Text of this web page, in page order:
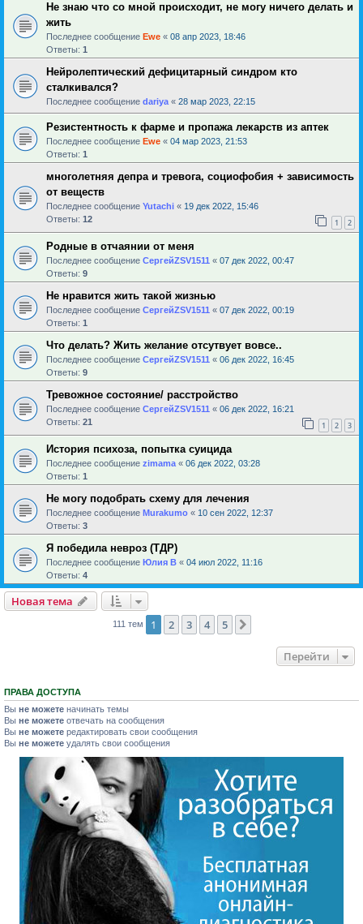
Не знаю что со мной происходит, не могу ничего делать и
жить
Последнее сообщение Ewe « 08 апр 2023, 18:46
Ответы: 1
Нейролептический дефицитарный синдром кто
сталкивался?
Последнее сообщение dariya « 28 мар 2023, 22:15
Резистентность к фарме и пропажа лекарств из аптек
Последнее сообщение Ewe « 04 мар 2023, 21:53
Ответы: 1
многолетняя депра и тревога, социофобия + зависимость
от веществ
Последнее сообщение Yutachi « 19 дек 2022, 15:46
Ответы: 12 1 2
Родные в отчаянии от меня
Последнее сообщение СергейZSV1511 « 07 дек 2022, 00:47
Ответы: 9
Не нравится жить такой жизнью
Последнее сообщение СергейZSV1511 « 07 дек 2022, 00:19
Ответы: 1
Что делать? Жить желание отсутвует вовсе..
Последнее сообщение СергейZSV1511 « 06 дек 2022, 16:45
Ответы: 9
Тревожное состояние/ расстройство
Последнее сообщение СергейZSV1511 « 06 дек 2022, 16:21
Ответы: 21 1 2 3
История психоза, попытка суицида
Последнее сообщение zimama « 06 дек 2022, 03:28
Ответы: 1
Не могу подобрать схему для лечения
Последнее сообщение Murakumo « 10 сен 2022, 12:37
Ответы: 3
Я победила невроз (ТДР)
Последнее сообщение Юлия В « 04 июл 2022, 11:16
Ответы: 4
Новая тема
111 тем 1 2 3 4 5
Перейти
ПРАВА ДОСТУПА
Вы не можете начинать темы
Вы не можете отвечать на сообщения
Вы не можете редактировать свои сообщения
Вы не можете удалять свои сообщения